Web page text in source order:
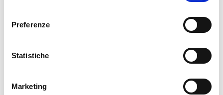
Preferenze
Statistiche
Marketing
25425
10,000€